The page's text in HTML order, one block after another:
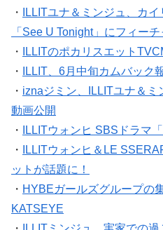
・
ILLITユナ＆ミンジュ、カ
「See U Tonight」にフィー
・
ILLITのポカリスエット
・
ILLIT、6月中旬カムバック
・ iznaジミン、ILLITユナ＆
動画公開
・
ILLITウォンヒ SBSドラマ
・
ILLITウォンヒ＆LE
ットが話題に！
・ HYBEガールズグループの
KATSEYE